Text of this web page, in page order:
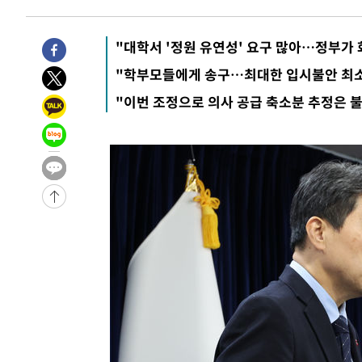
압수수색
-29327초 전 >[속보]원·달러 환율, 오전 9시 1423.8원
-29123초 전 >
[속보]삼성전자·SK하이닉스 동반 강보합…1%대 상승
-29109초 전 >
[속보]코스닥, 5.95포인트(0.74%) 상승한 807.62개장
-29077초 전 >
-26242초 전 >
시리아 다마스쿠스 교외에서 미니버스 폭발.. 14명 부상,
-25540초 전 >
-20504초 전 >
이란, 호르무즈서 "적국 목표물들"과 대치로 남부 케슘
례 큰 폭발음
-19219초 전 >
[속보]美, 폴리실리콘 수입 규제…파생제품 15% 관세,
발효
-17370초 전 >
[속보]트럼프, 美 원정출산 금지 행정명령 서명
[속보] 뉴욕증시, 일제 하락 마감…나스닥 0.06%↓
"대학서 '정원 유연성' 요구 많아…정부가
"학부모들에게 송구…최대한 입시불안 최
"이번 조정으로 의사 공급 축소분 추정은